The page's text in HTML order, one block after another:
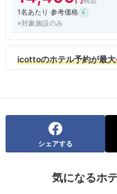
1名あたり 参考価格
※対象施設のみ
シェアする
気になるホ